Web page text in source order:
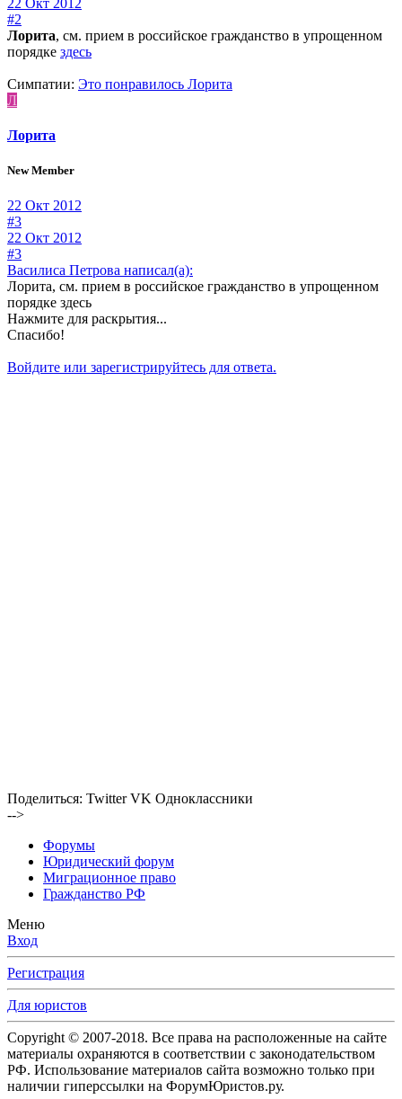
#2
Лорита, см. прием в российское гражданство в упрощенном
порядке здесь
Симпатии: Это понравилось Лорита
Л
Лорита
New Member
22 Окт 2012
#3
22 Окт 2012
#3
Василиса Петрова написал(а):
Лорита, см. прием в российское гражданство в упрощенном
порядке здесь
Нажмите для раскрытия...
Спасибо!
Войдите или зарегистрируйтесь для ответа.
Поделиться: Twitter VK Одноклассники
-->
Форумы
Юридический форум
Миграционное право
Гражданство РФ
Меню
Вход
Регистрация
Для юристов
Copyright © 2007-2018. Все права на расположенные на сайте
материалы охраняются в соответствии с законодательством
РФ. Использование материалов сайта возможно только при
наличии гиперссылки на ФорумЮристов.ру.